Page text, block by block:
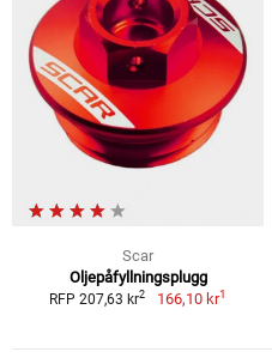
Scar
Oljepåfyllningsplugg
RFP 207,63 kr2 166,10 kr1